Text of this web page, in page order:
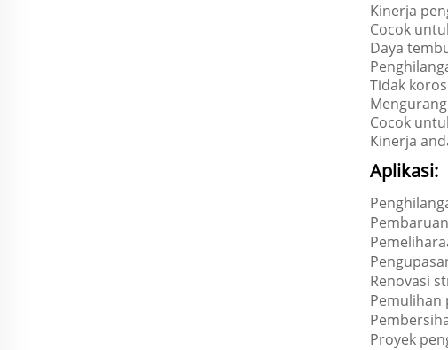
Kinerja
Cocok
Daya
Tidak
Cocok
Kinerja
Aplikasi:
Renovasi
Pemulihan
Proyek